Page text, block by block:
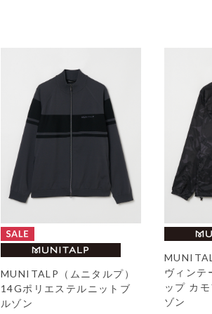
MUNITALP（ムニタルプ）
14Gポリエステルニットブ
ルゾン
ヴィンテ
ップ カ
ゾン